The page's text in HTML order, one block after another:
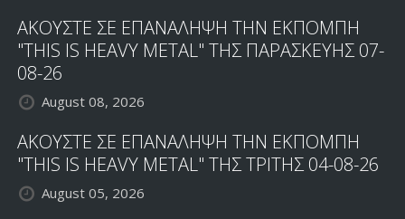
ΑΚΟΥΣΤΕ ΣΕ ΕΠΑΝΑΛΗΨΗ ΤΗΝ ΕΚΠΟΜΠΗ
"THIS IS HEAVY METAL" ΤΗΣ ΠΑΡΑΣΚΕΥΗΣ 07-
08-26
August 08, 2026
ΑΚΟΥΣΤΕ ΣΕ ΕΠΑΝΑΛΗΨΗ ΤΗΝ ΕΚΠΟΜΠΗ
"THIS IS HEAVY METAL" ΤΗΣ ΤΡΙΤΗΣ 04-08-26
August 05, 2026